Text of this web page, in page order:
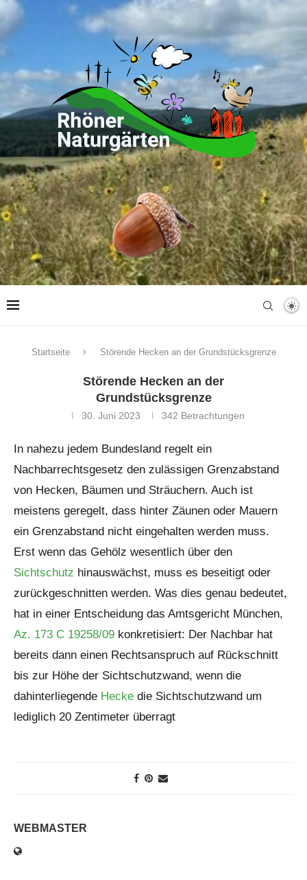
Startseite Störende Hecken an der Grundstücksgrenze
Störende Hecken an der
Grundstücksgrenze
30. Juni 2023 342 Betrachtungen
In nahezu jedem Bundesland regelt ein
Nachbarrechtsgesetz den zulässigen Grenzabstand
von Hecken, Bäumen und Sträuchern. Auch ist
meistens geregelt, dass hinter Zäunen oder Mauern
ein Grenzabstand nicht eingehalten werden muss.
Erst wenn das Gehölz wesentlich über den
Sichtschutz hinauswächst, muss es beseitigt oder
zurückgeschnitten werden. Was dies genau bedeutet,
hat in einer Entscheidung das Amtsgericht München,
Az. 173 C 19258/09 konkretisiert: Der Nachbar hat
bereits dann einen Rechtsanspruch auf Rückschnitt
bis zur Höhe der Sichtschutzwand, wenn die
dahinterliegende Hecke die Sichtschutzwand um
lediglich 20 Zentimeter überragt
WEBMASTER